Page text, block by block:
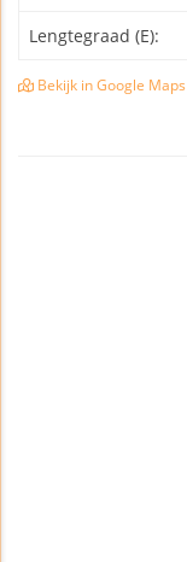
Lengtegraad (E):
Bekijk in Google Maps